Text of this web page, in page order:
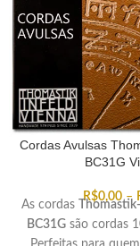
Cordas Avulsas
BC31G
R$0,00 –
As cordas
BC31G são cordas